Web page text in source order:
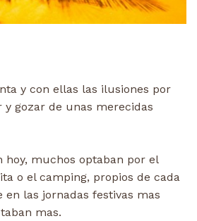
y con ellas las ilusiones por
gozar de unas merecidas
hoy, muchos optaban por el
o el camping, propios de cada
en las jornadas festivas mas
mas.